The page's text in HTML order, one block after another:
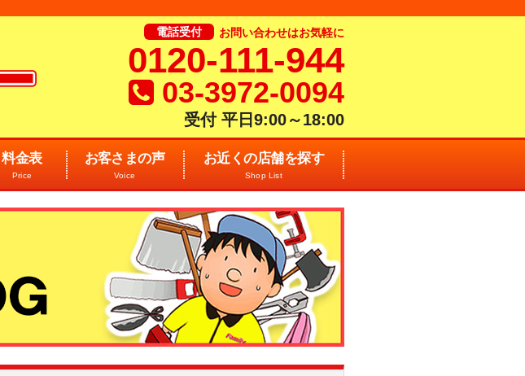
電話受付 お問い合わせはお気軽に
0120-111-944
03-3972-0094
受付 平日9:00～18:00
料金表
Price
お客さまの声
Voice
お近くの店舗を探す
Shop List